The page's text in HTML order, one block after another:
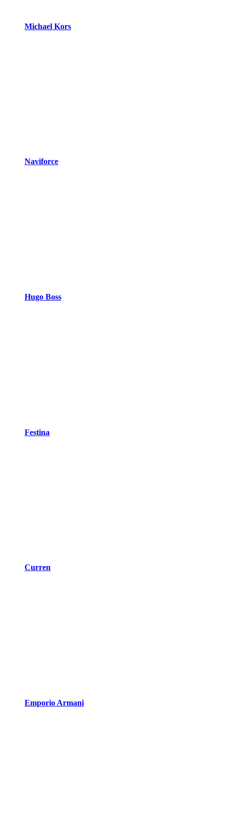
Michael Kors
Naviforce
Hugo Boss
Festina
Curren
Emporio Armani